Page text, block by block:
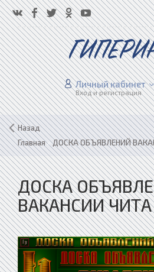
Личный кабинет
Вход и регистрация
Назад
Главная»ДОСКА ОБЪЯВЛЕНИЙ
ДОСКА
ВАКАНСИИ ЧИТА